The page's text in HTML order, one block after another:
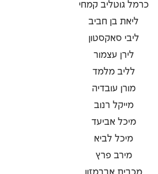
כרמל גוטליב קמחי
ליאת בן חביב
ליבי סאקסטון
לירן עצמור
לליב מלמד
מורן עובדיה
מייקל רנוב
מיכל אביעד
מיכל לביא
מירב פרץ